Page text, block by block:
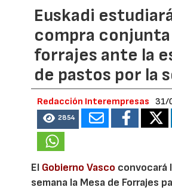
Euskadi
compra
forrajes ante la
de pastos por la
Redacción Interempresas 31/
2854
El Gobierno Vasco convocará
semana la Mesa de Forrajes